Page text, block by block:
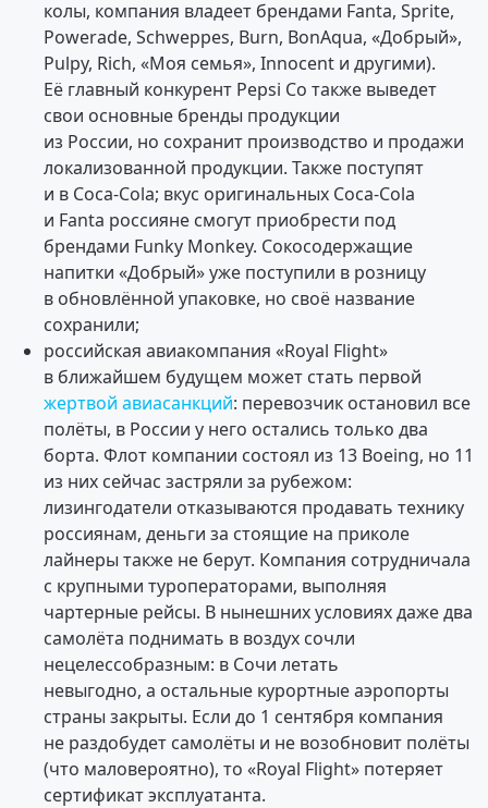
колы, компания владеет брендами Fanta, Sprite,
Powerade, Schweppes, Burn, BonAqua, «Добрый»,
Pulpy, Rich, «Моя семья», Innocent и другими).
Её главный конкурент Pepsi Co также выведет
свои основные бренды продукции
из России, но сохранит производство и продажи
локализованной продукции. Также поступят
и в Coca-Cola; вкус оригинальных Coca-Cola
и Fanta россияне смогут приобрести под
брендами Funky Monkey. Сокосодержащие
напитки «Добрый» уже поступили в розницу
в обновлённой упаковке, но своё название
сохранили;
российская авиакомпания «Royal Flight»
в ближайшем будущем может стать первой
жертвой авиасанкций: перевозчик остановил все
полёты, в России у него остались только два
борта. Флот компании состоял из 13 Boeing, но 11
из них сейчас застряли за рубежом:
лизингодатели отказываются продавать технику
россиянам, деньги за стоящие на приколе
лайнеры также не берут. Компания сотрудничала
с крупными туроператорами, выполняя
чартерные рейсы. В нынешних условиях даже два
самолёта поднимать в воздух сочли
нецелессобразным: в Сочи летать
невыгодно, а остальные курортные аэропорты
страны закрыты. Если до 1 сентября компания
не раздобудет самолёты и не возобновит полёты
(что маловероятно), то «Royal Flight» потеряет
сертификат эксплуатанта.